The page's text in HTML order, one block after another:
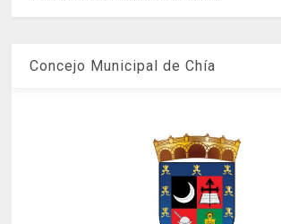
Concejo Municipal de Chía